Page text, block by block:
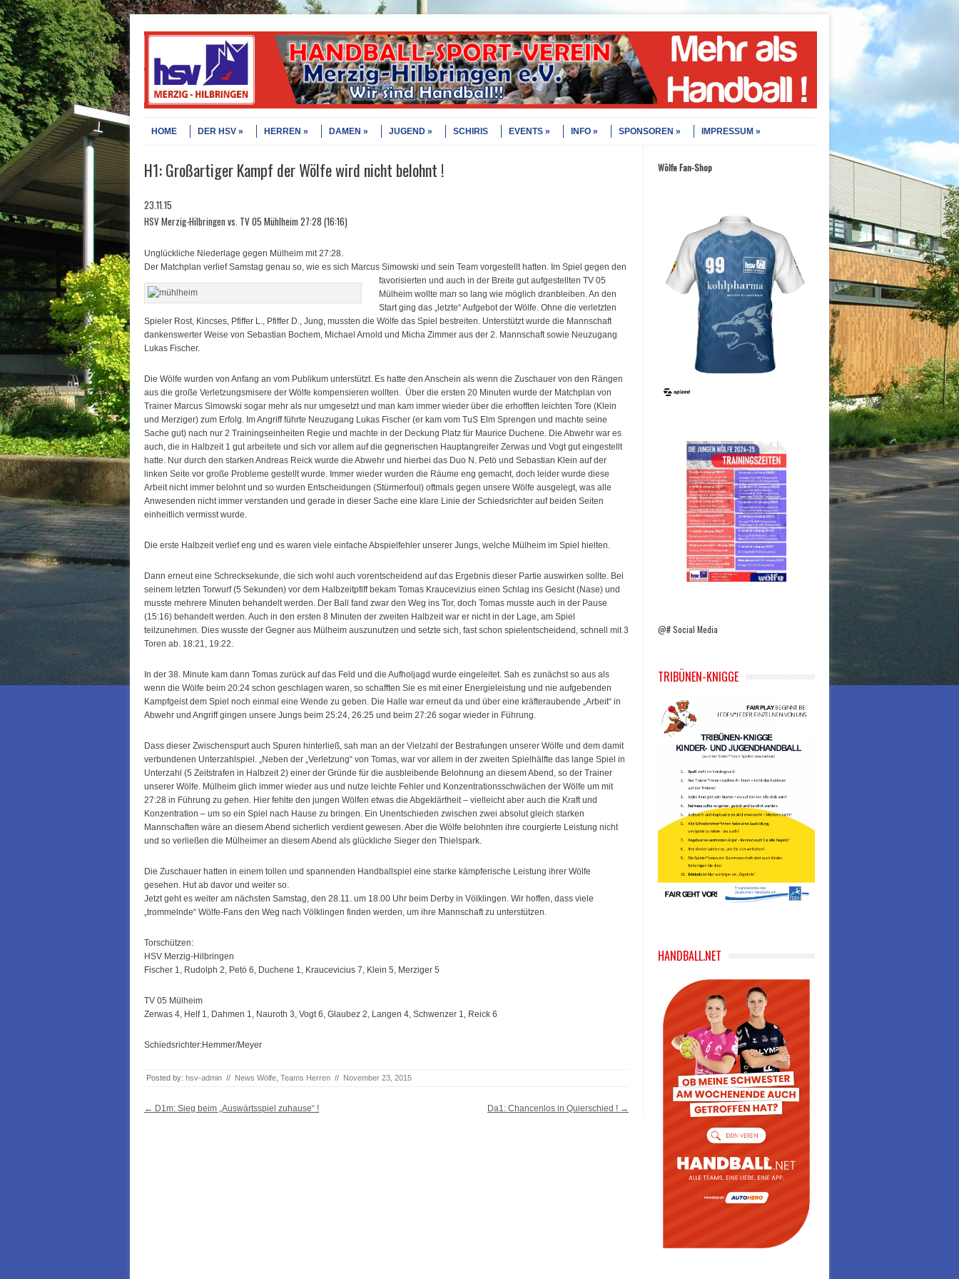
Menu
HOME
DER HSV HERREN DAMEN JUGEND SCHIRIS EVENTS INFO SPONSOREN IMPRESSUM
H1: Großartiger Kampf der Wölfe wird nicht belohnt !
23.11.15
HSV Merzig-Hilbringen vs. TV 05 Mühlheim 27:28 (16:16)
Unglückliche Niederlage gegen Mülheim mit 27:28.
Der Matchplan verlief Samstag genau so, wie es sich Marcus Simowski und sein Team vorgestellt hatten. Im Spiel gegen den
favorisierten und auch in der Breite gut aufgestellten TV 05
Mülheim wollte man so lang wie möglich dranbleiben. An den
Start ging das „letzte“ Aufgebot der Wölfe. Ohne die verletzten
Spieler Rost, Kincses, Pfiffer L., Pfiffer D., Jung, mussten die Wölfe das Spiel bestreiten. Unterstützt wurde die Mannschaft
dankenswerter Weise von Sebastian Bochem, Michael Arnold und Micha Zimmer aus der 2. Mannschaft sowie Neuzugang
Lukas Fischer.
Die Wölfe wurden von Anfang an vom Publikum unterstützt. Es hatte den Anschein als wenn die Zuschauer von den Rängen
aus die große Verletzungsmisere der Wölfe kompensieren wollten. Über die ersten 20 Minuten wurde der Matchplan von
Trainer Marcus Simowski sogar mehr als nur umgesetzt und man kam immer wieder über die erhofften leichten Tore (Klein
und Merziger) zum Erfolg. Im Angriff führte Neuzugang Lukas Fischer (er kam vom TuS Elm Sprengen und machte seine
Sache gut) nach nur 2 Trainingseinheiten Regie und machte in der Deckung Platz für Maurice Duchene. Die Abwehr war es
auch, die in Halbzeit 1 gut arbeitete und sich vor allem auf die gegnerischen Hauptangreifer Zerwas und Vogt gut eingestellt
hatte. Nur durch den starken Andreas Reick wurde die Abwehr und hierbei das Duo N. Petö und Sebastian Klein auf der
linken Seite vor große Probleme gestellt wurde. Immer wieder wurden die Räume eng gemacht, doch leider wurde diese
Arbeit nicht immer belohnt und so wurden Entscheidungen (Stürmerfoul) oftmals gegen unsere Wölfe ausgelegt, was alle
Anwesenden nicht immer verstanden und gerade in dieser Sache eine klare Linie der Schiedsrichter auf beiden Seiten
einheitlich vermisst wurde.
Die erste Halbzeit verlief eng und es waren viele einfache Abspielfehler unserer Jungs, welche Mülheim im Spiel hielten.
Dann erneut eine Schrecksekunde, die sich wohl auch vorentscheidend auf das Ergebnis dieser Partie auswirken sollte. Bei
seinem letzten Torwurf (5 Sekunden) vor dem Halbzeitpfiff bekam Tomas Kraucevizius einen Schlag ins Gesicht (Nase) und
musste mehrere Minuten behandelt werden. Der Ball fand zwar den Weg ins Tor, doch Tomas musste auch in der Pause
(15:16) behandelt werden. Auch in den ersten 8 Minuten der zweiten Halbzeit war er nicht in der Lage, am Spiel
teilzunehmen. Dies wusste der Gegner aus Mülheim auszunutzen und setzte sich, fast schon spielentscheidend, schnell mit 3
Toren ab. 18:21, 19:22.
In der 38. Minute kam dann Tomas zurück auf das Feld und die Aufholjagd wurde eingeleitet. Sah es zunächst so aus als
wenn die Wölfe beim 20:24 schon geschlagen waren, so schafften Sie es mit einer Energieleistung und nie aufgebenden
Kampfgeist dem Spiel noch einmal eine Wende zu geben. Die Halle war erneut da und über eine kräfteraubende „Arbeit“ in
Abwehr und Angriff gingen unsere Jungs beim 25:24, 26:25 und beim 27:26 sogar wieder in Führung.
Dass dieser Zwischenspurt auch Spuren hinterließ, sah man an der Vielzahl der Bestrafungen unserer Wölfe und dem damit
verbundenen Unterzahlspiel. „Neben der „Verletzung“ von Tomas, war vor allem in der zweiten Spielhälfte das lange Spiel in
Unterzahl (5 Zeitstrafen in Halbzeit 2) einer der Gründe für die ausbleibende Belohnung an diesem Abend, so der Trainer
unserer Wölfe. Mülheim glich immer wieder aus und nutze leichte Fehler und Konzentrationsschwächen der Wölfe um mit
27:28 in Führung zu gehen. Hier fehlte den jungen Wölfen etwas die Abgeklärtheit – vielleicht aber auch die Kraft und
Konzentration – um so ein Spiel nach Hause zu bringen. Ein Unentschieden zwischen zwei absolut gleich starken
Mannschaften wäre an diesem Abend sicherlich verdient gewesen. Aber die Wölfe belohnten ihre courgierte Leistung nicht
und so verließen die Mülheimer an diesem Abend als glückliche Sieger den Thielspark.
Die Zuschauer hatten in einem tollen und spannenden Handballspiel eine starke kämpferische Leistung ihrer Wölfe
gesehen. Hut ab davor und weiter so.
Jetzt geht es weiter am nächsten Samstag, den 28.11. um 18.00 Uhr beim Derby in Völklingen. Wir hoffen, dass viele
„trommelnde“ Wölfe-Fans den Weg nach Völklingen finden werden, um ihre Mannschaft zu unterstützen.
Torschützen:
HSV Merzig-Hilbringen
Fischer 1, Rudolph 2, Petö 6, Duchene 1, Kraucevicius 7, Klein 5, Merziger 5
TV 05 Mülheim
Zerwas 4, Helf 1, Dahmen 1, Nauroth 3, Vogt 6, Glaubez 2, Langen 4, Schwenzer 1, Reick 6
Schiedsrichter:Hemmer/Meyer
Posted by: hsv-admin // News Wölfe Teams Herren // November 23, 2015
Post navigation
← D1m: Sieg beim „Auswärtsspiel zuhause“ ! Da1: Chancenlos in Quierschied ! →
Wölfe Fan-Shop
@# Social Media
TRIBÜNEN-KNIGGE
HANDBALL.NET